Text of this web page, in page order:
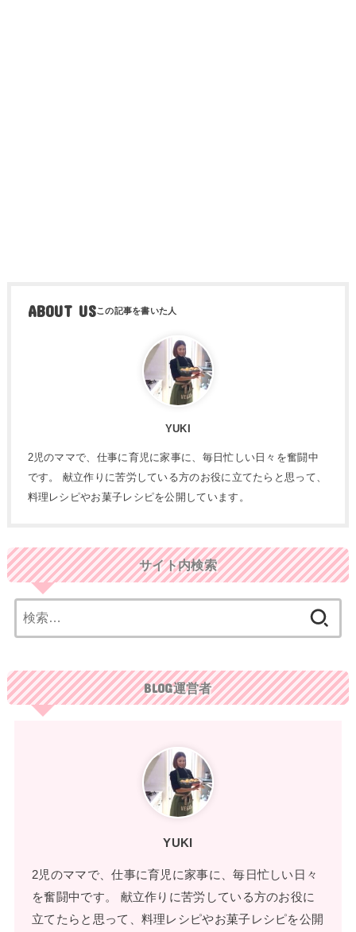
ABOUT US
YUKI
2児のママで、仕事に育児に家事に、毎日忙しい日々を奮闘中
です。 献立作りに苦労している方のお役に立てたらと思って、
料理レシピやお菓子レシピを公開しています。
サイト内検索
索:
BLOG運営者
YUKI
2児のママで、仕事に育児に家事に、毎日忙しい日々
を奮闘中です。 献立作りに苦労している方のお役に
立てたらと思って、料理レシピやお菓子レシピを公開